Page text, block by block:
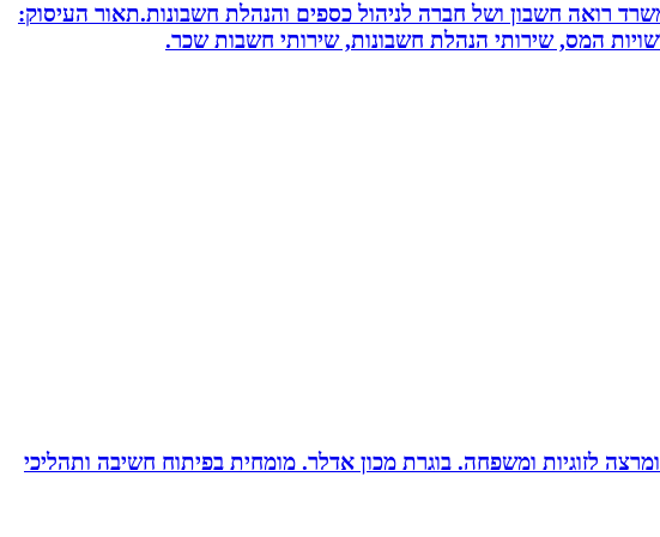
רואה חשבון ושל חברה לניהול כספים והנהלת חשבונות.תאור העיסוק:
רשויות המס, שירותי הנהלת חשבונות, שירותי חשבות שכר.
לזוגיות ומשפחה. בוגרת מכון אדלר. מומחית בפיתוח חשיבה ותהליכי